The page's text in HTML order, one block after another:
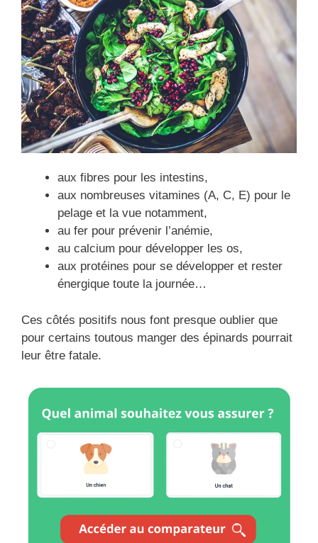
aux fibres pour les intestins,
aux nombreuses vitamines (A, C, E) pour le
pelage et la vue notamment,
au fer pour prévenir l’anémie,
au calcium pour développer les os,
aux protéines pour se développer et rester
énergique toute la journée…
Ces côtés positifs nous font presque oublier que
pour certains toutous manger des épinards pourrait
leur être fatale.